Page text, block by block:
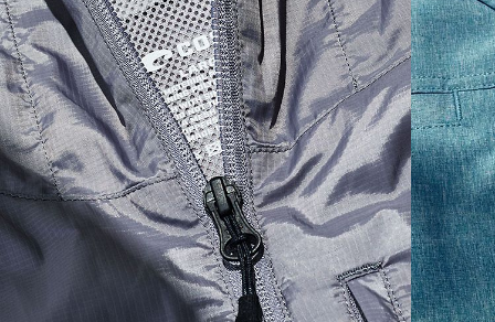
XL 25” 30” 9 ¼”
XXL 27” 31” 9 ¾”